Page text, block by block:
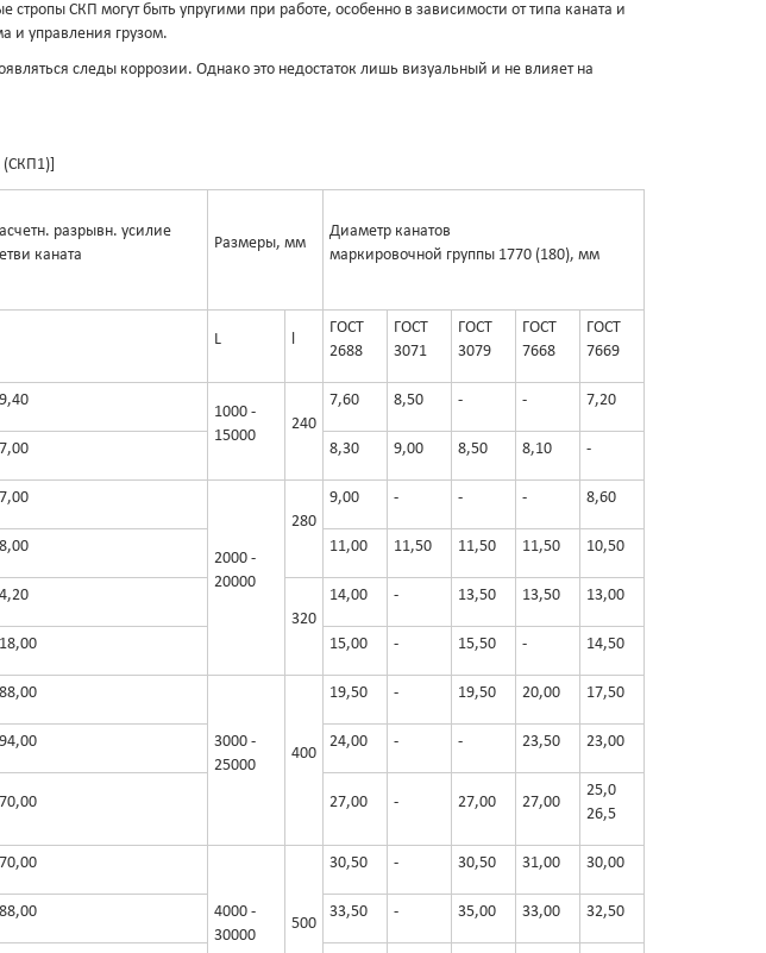
стропы СКП могут быть упругими при работе, особенно в зависимости от типа каната и
и управления грузом.
следы коррозии. Однако это недостаток лишь визуальный и не влияет на
разрывн. усилие
каната
Размеры, мм
Диаметр канатов
маркировочной группы 1770 (180), мм
L l
ГОСТ
2688
ГОСТ
3071
ГОСТ
3079
ГОСТ
7668
ГОСТ
7669
1000 -
15000
240
7,60 8,50 - - 7,20
8,30 9,00 8,50 8,10 -
2000 -
20000
280
9,00 - - - 8,60
11,00 11,50 11,50 11,50 10,50
320
14,00 - 13,50 13,50 13,00
15,00 - 15,50 - 14,50
3000 -
25000
400
19,50 - 19,50 20,00 17,50
24,00 - - 23,50 23,00
27,00 - 27,00 27,00
25,0
26,5
4000 -
30000
500
30,50 - 30,50 31,00 30,00
33,50 - 35,00 33,00 32,50